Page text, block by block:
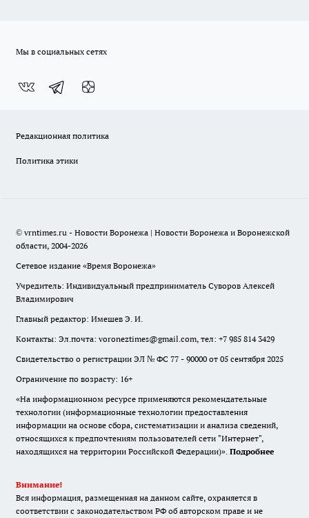
Мы в социальных сетях
Редакционная политика
Политика этики
© vrntimes.ru - Новости Воронежа | Новости Воронежа и Воронежской
области, 2004-2026
Сетевое издание «Время Воронежа»
Учредитель: Индивидуальный предприниматель Суворов Алексей
Владимирович
Главный редактор: Имешев Э. И.
Контакты: Эл.почта: voroneztimes@gmail.com, тел: +7 985 814 3429
Свидетельство о регистрации ЭЛ № ФС 77 - 90000 от 05 сентября 2025
Ограничение по возрасту: 16+
«На информационном ресурсе применяются рекомендательные
технологии (информационные технологии предоставления
информации на основе сбора, систематизации и анализа сведений,
относящихся к предпочтениям пользователей сети "Интернет",
находящихся на территории Российской Федерации)». Подробнее
Внимание!
Вся информация, размещенная на данном сайте, охраняется в
соответствии с законодательством РФ об авторском праве и не